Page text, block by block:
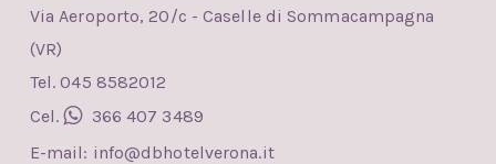
Via Aeroporto, 20/c - Caselle di Sommacampagna
(VR)
Tel. 045 8582012
Cel.
366 407 3489
E-mail: info@dbhotelverona.it